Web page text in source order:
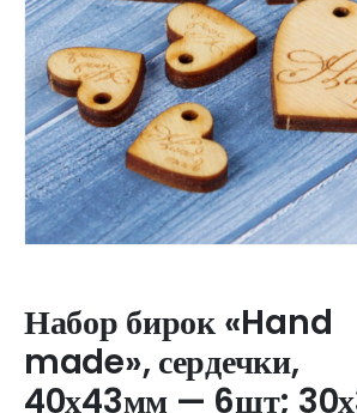
Набор бирок «Hand
made», сердечки,
40х43мм — 6шт;